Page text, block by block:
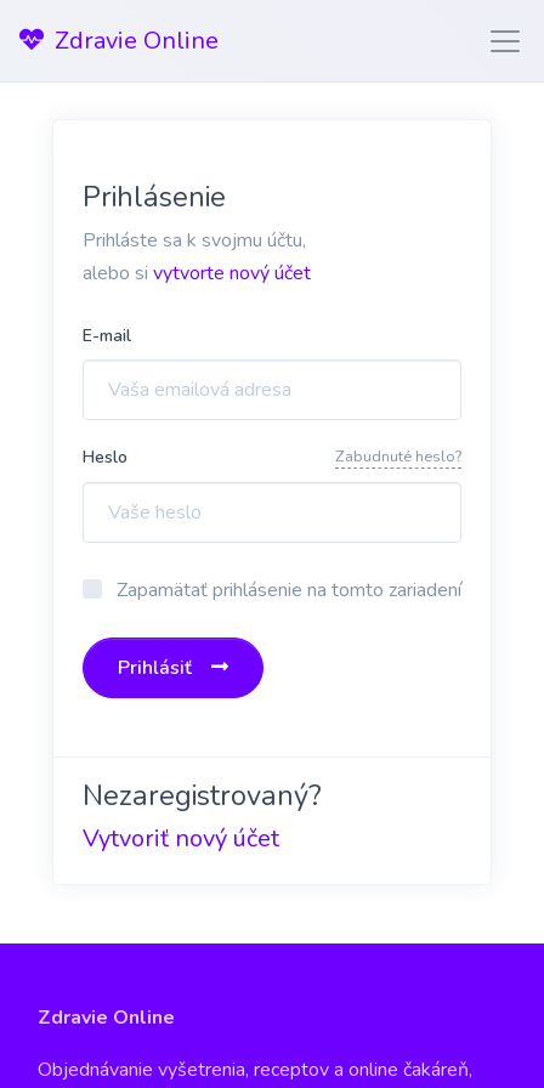
Zdravie Online
Prihlásenie
Prihláste sa k svojmu účtu,
alebo si vytvorte nový účet
E-mail
Heslo Zabudnuté heslo?
Zapamätať prihlásenie na tomto zariadení
Prihlásiť
Nezaregistrovaný?
Vytvoriť nový účet
Zdravie Online
Objednávanie vyšetrenia, receptov a online čakáreň,